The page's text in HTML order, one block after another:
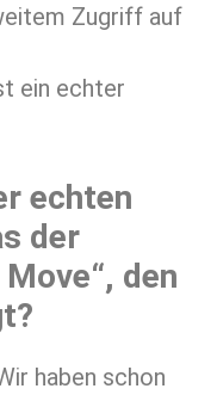
Zugriff auf
ein echter
echten
der
den
haben schon